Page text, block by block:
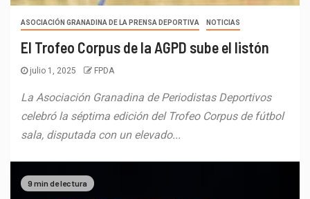
ASOCIACIÓN GRANADINA DE LA PRENSA DEPORTIVA NOTICIAS
El Trofeo Corpus de la AGPD sube el listón
julio 1, 2025 FPDA
La Asociación Granadina de Periodistas Deportivos
celebró la séptima edición del Trofeo Corpus de fútbol
sala, disputada con un elevado...
9 min de lectura